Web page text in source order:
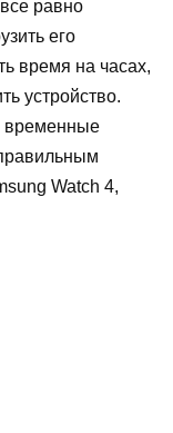
время на часах,
устройство.
временные
Watch 4,